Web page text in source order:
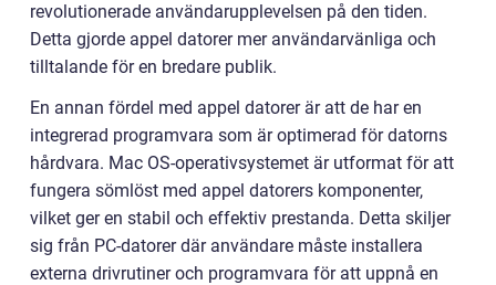
revolutionerade användarupplevelsen på den tiden.
Detta gjorde appel datorer mer användarvänliga och
tilltalande för en bredare publik.
En annan fördel med appel datorer är att de har en
integrerad programvara som är optimerad för datorns
hårdvara. Mac OS-operativsystemet är utformat för att
fungera sömlöst med appel datorers komponenter,
vilket ger en stabil och effektiv prestanda. Detta skiljer
sig från PC-datorer där användare måste installera
externa drivrutiner och programvara för att uppnå en